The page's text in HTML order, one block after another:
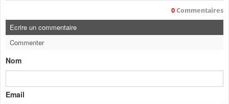
0 Commentaires
Ecrire un commentaire
Commenter
Nom
Email